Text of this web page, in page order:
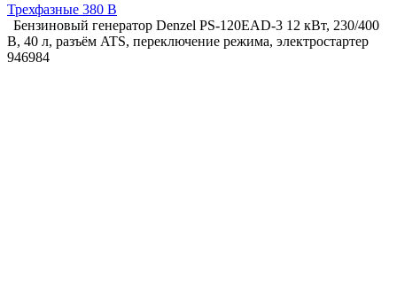
Трехфазные 380 В
Бензиновый генератор Denzel PS-120EAD-3 12 кВт, 230/400
В, 40 л, разъём ATS, переключение режима, электростартер
946984